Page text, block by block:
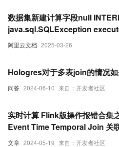
阿里云文档 2025-03-26
数据集新建计算字段null
java.sql.SQLException
resolved
问答 2024-06-10 来自：开发者社区
Hologres对于多表join的情况
文章 2024-05-19 来自：开发者社区
实时计算 Flink版操作报错合集
Event Time Temporal Join 关
HBase 后，Kafka 数据的某个字